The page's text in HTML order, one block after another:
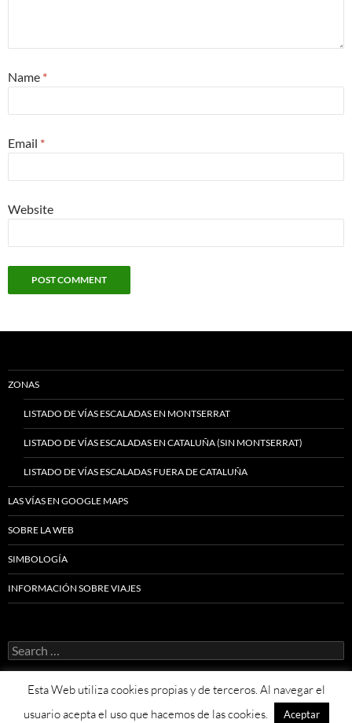
Name *
Email *
Website
ZONAS
LISTADO DE VÍAS ESCALADAS EN MONTSERRAT
LISTADO DE VÍAS ESCALADAS EN CATALUÑA (SIN MONTSERRAT)
LISTADO DE VÍAS ESCALADAS FUERA DE CATALUÑA
LAS VÍAS EN GOOGLE MAPS
SOBRE LA WEB
SIMBOLOGÍA
INFORMACIÓN SOBRE VIAJES
Search
for:
Proudly powered by WordPress
Esta Web utiliza cookies propias y de terceros. Al navegar el
usuario acepta el uso que hacemos de las cookies.
Aceptar